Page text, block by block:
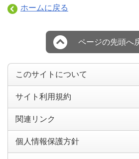
ホームに戻る
ページの先頭へ
このサイトについて
サイト利用規約
関連リンク
個人情報保護方針